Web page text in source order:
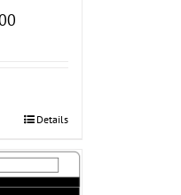
El
precio
Details